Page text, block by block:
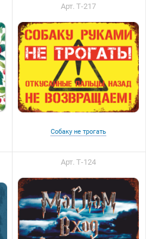
Арт. Т-217
Собаку не трогать
Арт. Т-124